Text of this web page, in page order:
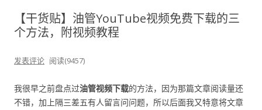
【干货贴】油管YouTube视频免费下载的三
个方法，附视频教程
发表评论 阅读(9457)
我很早之前盘点过油管视频下载的方法，因为那篇文章阅读量还
不错，加上隔三差五有人留言问问题，所以后面我又特意将文章